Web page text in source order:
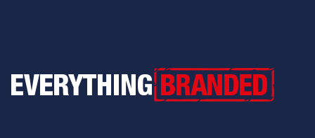
Everything Branded